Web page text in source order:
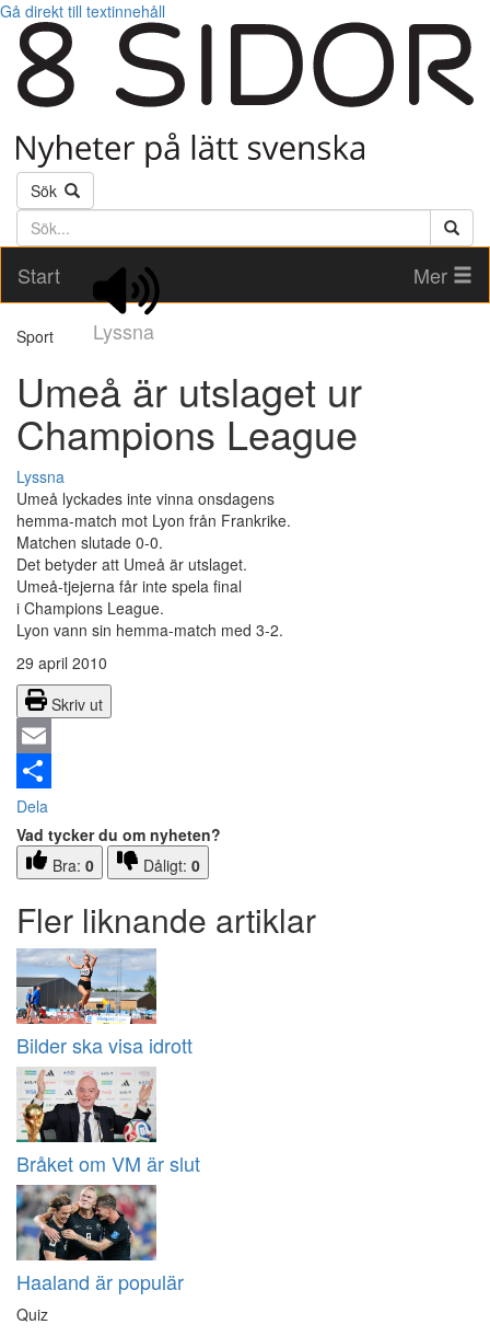
Gå direkt till textinnehåll
Sök
Söktext
Start
Lyssna
Mer
Sport
Umeå är utslaget ur
Champions League
Lyssna
Umeå lyckades inte vinna onsdagens
hemma-match mot Lyon från Frankrike.
Matchen slutade 0-0.
Det betyder att Umeå är utslaget.
Umeå-tjejerna får inte spela final
i Champions League.
Lyon vann sin hemma-match med 3-2.
29 april 2010
Skriv ut
Email
Dela
Vad tycker du om nyheten?
Bra: 0 Dåligt: 0
Fler liknande artiklar
Bilder ska visa idrott
Bråket om VM är slut
Haaland är populär
Quiz